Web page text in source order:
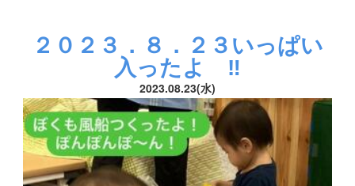
２０２３．８．２３いっぱい
入ったよ ‼
2023.08.23(水)